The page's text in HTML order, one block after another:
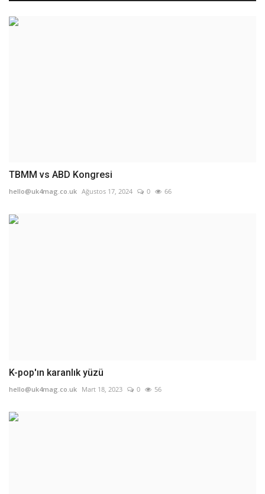
TBMM vs ABD Kongresi
hello@uk4mag.co.uk Ağustos 17, 2024 0 66
K-pop'ın karanlık yüzü
hello@uk4mag.co.uk Mart 18, 2023 0 56